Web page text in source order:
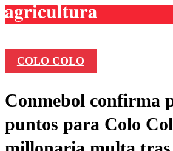
Frecuencias
Agricultura TV
Deportes
COLO COLO
Conmebol confirma
puntos para Colo